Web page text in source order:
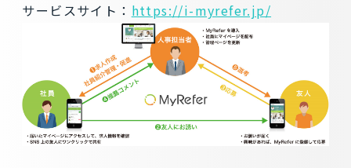
サービスサイト： https://i-myrefer.jp/